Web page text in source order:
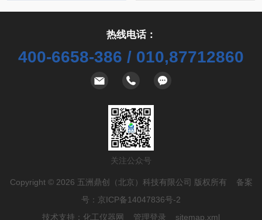
热线电话：
400-6658-386 / 010,87712860
关注公众号
Copyright © 2026 五洲鼎创（北京）科技有限公司 版权所有 备案
号： 京ICP备14047836号-2
技术支持： 化工仪器网 管理登录 sitemap.xml